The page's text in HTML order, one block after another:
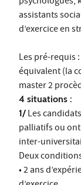
assistants
d’exercice en
Les pré-requis
équivalent (la
master 2
4 situations :
1/ Les
palliatifs ou
inter-
Deux
• 2 ans